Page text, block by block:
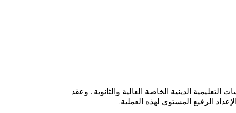
العام، ستبدأ عملية قبول المستندات من المتقدمين للعام الدراسي 2024-2025م. في المؤسسات التعليمية الدينية الخاصة العالية والثانوية . وعقد